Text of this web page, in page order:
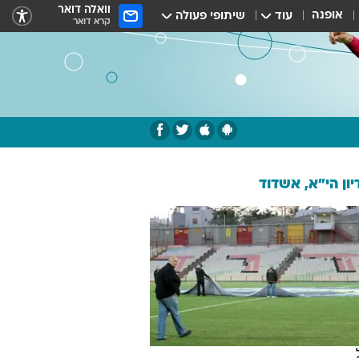
אופנה עוד שיתופי פעולה וואלה דואר
קרא דואר
הי"א, אשדוד